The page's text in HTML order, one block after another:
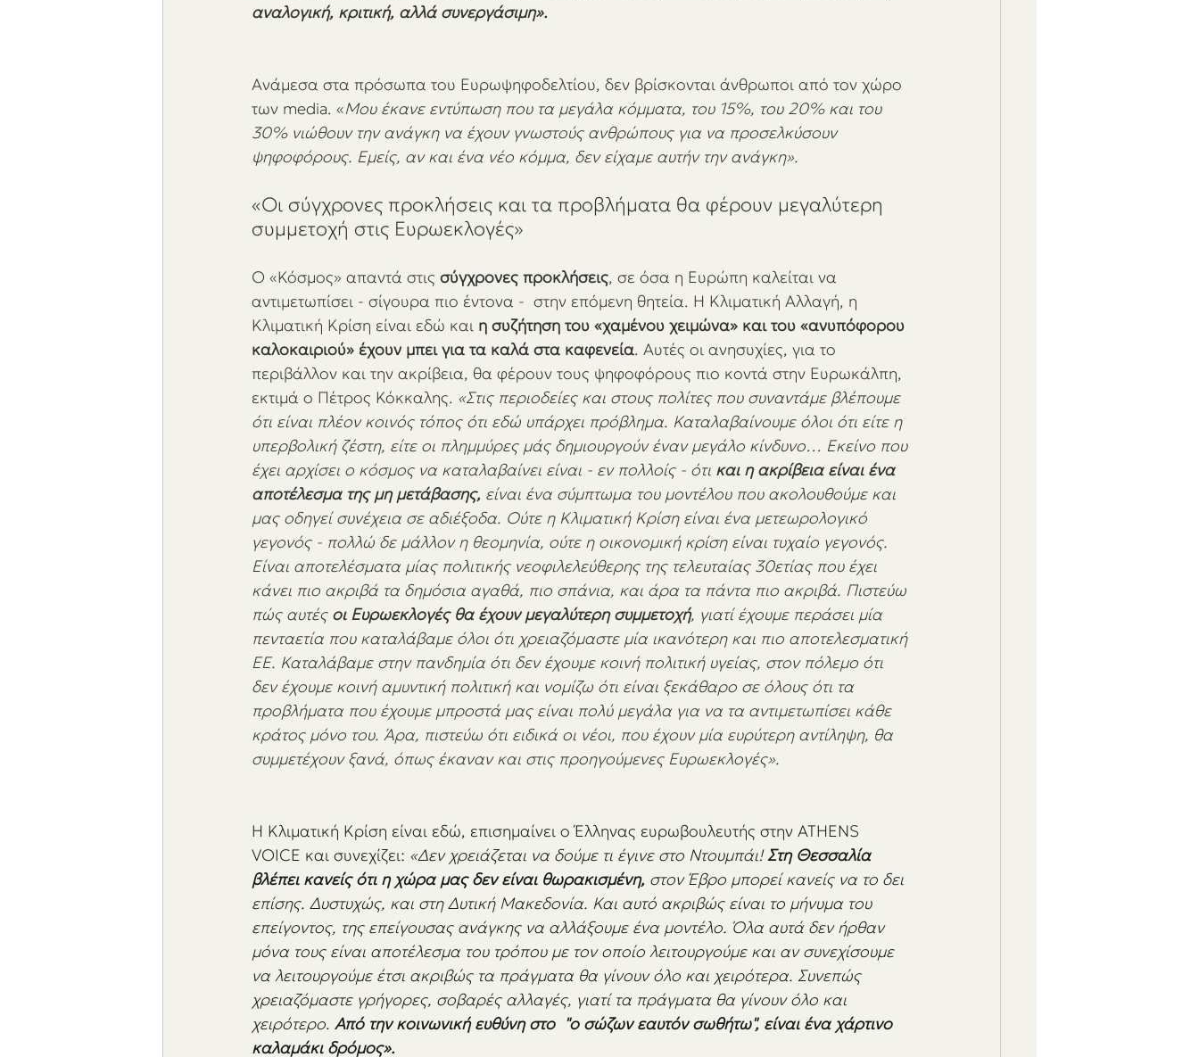
αναλογική, κριτική, αλλά συνεργάσιμη».
Ανάμεσα στα πρόσωπα του Ευρωψηφοδελτίου, δεν βρίσκονται άνθρωποι από τον χώρο
των media. «Μου έκανε εντύπωση που τα μεγάλα κόμματα, του 15%, του 20% και του
30% νιώθουν την ανάγκη να έχουν γνωστούς ανθρώπους για να προσελκύσουν
ψηφοφόρους. Εμείς, αν και ένα νέο κόμμα, δεν είχαμε αυτήν την ανάγκη».
«Οι σύγχρονες προκλήσεις και τα προβλήματα θα φέρουν μεγαλύτερη
συμμετοχή στις Ευρωεκλογές»
Ο «Κόσμος» απαντά στις σύγχρονες προκλήσεις, σε όσα η Ευρώπη καλείται να
αντιμετωπίσει - σίγουρα πιο έντονα -  στην επόμενη θητεία. Η Κλιματική Αλλαγή, η
Κλιματική Κρίση είναι εδώ και η συζήτηση του «χαμένου χειμώνα» και του «ανυπόφορου
καλοκαιριού» έχουν μπει για τα καλά στα καφενεία. Αυτές οι ανησυχίες, για το
περιβάλλον και την ακρίβεια, θα φέρουν τους ψηφοφόρους πιο κοντά στην Ευρωκάλπη,
εκτιμά ο Πέτρος Κόκκαλης. «Στις περιοδείες και στους πολίτες που συναντάμε βλέπουμε
ότι είναι πλέον κοινός τόπος ότι εδώ υπάρχει πρόβλημα. Καταλαβαίνουμε όλοι ότι είτε η
υπερβολική ζέστη, είτε οι πλημμύρες μάς δημιουργούν έναν μεγάλο κίνδυνο… Εκείνο που
έχει αρχίσει ο κόσμος να καταλαβαίνει είναι - εν πολλοίς - ότι και η ακρίβεια είναι ένα
αποτέλεσμα της μη μετάβασης, είναι ένα σύμπτωμα του μοντέλου που ακολουθούμε και
μας οδηγεί συνέχεια σε αδιέξοδα. Ούτε η Κλιματική Κρίση είναι ένα μετεωρολογικό
γεγονός - πολλώ δε μάλλον η θεομηνία, ούτε η οικονομική κρίση είναι τυχαίο γεγονός.
Είναι αποτελέσματα μίας πολιτικής νεοφιλελεύθερης της τελευταίας 30ετίας που έχει
κάνει πιο ακριβά τα δημόσια αγαθά, πιο σπάνια, και άρα τα πάντα πιο ακριβά. Πιστεύω
πώς αυτές οι Ευρωεκλογές θα έχουν μεγαλύτερη συμμετοχή, γιατί έχουμε περάσει μία
πενταετία που καταλάβαμε όλοι ότι χρειαζόμαστε μία ικανότερη και πιο αποτελεσματική
ΕΕ. Καταλάβαμε στην πανδημία ότι δεν έχουμε κοινή πολιτική υγείας, στον πόλεμο ότι
δεν έχουμε κοινή αμυντική πολιτική και νομίζω ότι είναι ξεκάθαρο σε όλους ότι τα
προβλήματα που έχουμε μπροστά μας είναι πολύ μεγάλα για να τα αντιμετωπίσει κάθε
κράτος μόνο του. Άρα, πιστεύω ότι ειδικά οι νέοι, που έχουν μία ευρύτερη αντίληψη, θα
συμμετέχουν ξανά, όπως έκαναν και στις προηγούμενες Ευρωεκλογές».
Η Κλιματική Κρίση είναι εδώ, επισημαίνει ο Έλληνας ευρωβουλευτής στην ATHENS
VOICE και συνεχίζει: «Δεν χρειάζεται να δούμε τι έγινε στο Ντουμπάι! Στη Θεσσαλία
βλέπει κανείς ότι η χώρα μας δεν είναι θωρακισμένη, στον Έβρο μπορεί κανείς να το δει
επίσης. Δυστυχώς, και στη Δυτική Μακεδονία. Και αυτό ακριβώς είναι το μήνυμα του
επείγοντος, της επείγουσας ανάγκης να αλλάξουμε ένα μοντέλο. Όλα αυτά δεν ήρθαν
μόνα τους είναι αποτέλεσμα του τρόπου με τον οποίο λειτουργούμε και αν συνεχίσουμε
να λειτουργούμε έτσι ακριβώς τα πράγματα θα γίνουν όλο και χειρότερα. Συνεπώς
χρειαζόμαστε γρήγορες, σοβαρές αλλαγές, γιατί τα πράγματα θα γίνουν όλο και
χειρότερο. Από την κοινωνική ευθύνη στο  "ο σώζων εαυτόν σωθήτω", είναι ένα χάρτινο
καλαμάκι δρόμος».